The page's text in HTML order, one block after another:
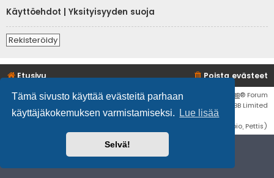
Tämä sivusto käyttää evästeitä parhaan
käyttäjäkokemuksen varmistamiseksi.
Lue lisää
Selvä!
Käyttöehdot
Yksityisyyden suoja
Rekisteröidy
Etusivu Poista evästeet
Flat Style byIan Bradley• Keskustelufoorumin ohjelmisto phpBB® Forum
Software © phpBB Limited
Käännös: phpBB Suomi (lurttinen, harritapio, Pettis)